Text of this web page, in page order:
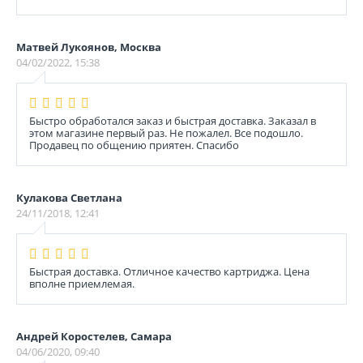
Матвей Лукоянов, Москва
04/02/2022, 15:38
Быстро обработался заказ и быстрая доставка. Заказал в
этом магазине первый раз. Не пожалел. Все подошло.
Продавец по общению приятен. Спасибо
Кулакова Светлана
24/11/2018, 12:41
Быстрая доставка. Отличное качество картриджа. Цена
вполне приемлемая.
Андрей Коростелев, Самара
04/06/2020, 09:40